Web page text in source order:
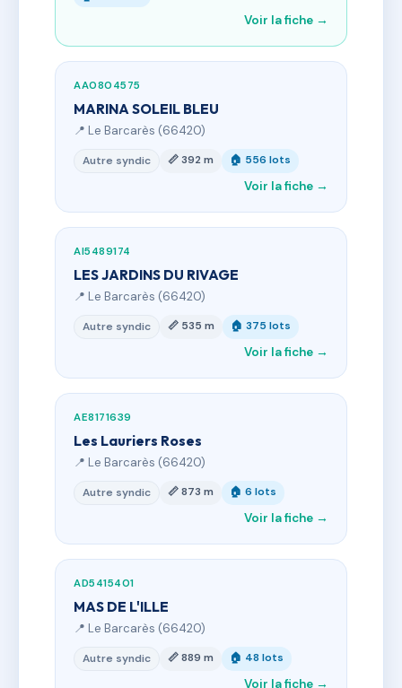
Voir la fiche →
AA0804575
MARINA SOLEIL BLEU
📍 Le Barcarès (66420)
Autre syndic 📏 392 m 🏠 556 lots
Voir la fiche →
AI5489174
LES JARDINS DU RIVAGE
📍 Le Barcarès (66420)
Autre syndic 📏 535 m 🏠 375 lots
Voir la fiche →
AE8171639
Les Lauriers Roses
📍 Le Barcarès (66420)
Autre syndic 📏 873 m 🏠 6 lots
Voir la fiche →
AD5415401
MAS DE L'ILLE
📍 Le Barcarès (66420)
Autre syndic 📏 889 m 🏠 48 lots
Voir la fiche →